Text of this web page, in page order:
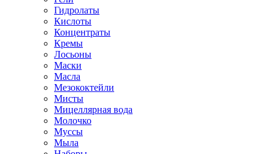
Гидролаты
Кислоты
Концентраты
Кремы
Лосьоны
Маски
Масла
Мезококтейли
Мисты
Мицеллярная вода
Молочко
Муссы
Мыла